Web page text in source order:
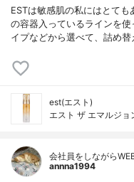
ESTは敏感肌の私にはとて
の容器入っているラインを
イプなどから選べて、詰め
est(エスト)
エスト ザ エマルジョ
会社員をしながら
annna1994